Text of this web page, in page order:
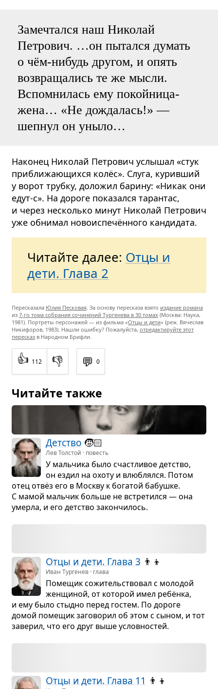
Замечтался наш Николай
Петрович. …он пытался думать
о чём-нибудь другом, и опять
возвращались те же мысли.
Вспомнилась ему покойница-
жена… «Не дождалась!» —
шепнул он уныло…
Наконец Николай Петрович услышал «стук
приближающихся колёс». Слуга, куривший
у ворот трубку, доложил барину: «Никак они
едут-с». На дороге показался тарантас,
и через несколько минут Николай Петрович
уже обнимал новоиспечённого кандидата.
Читайте далее: Отцы и
дети. Глава 2
Пересказала Юлия Песковая . За основу пересказа взято издание романа
из 7-го тома собрания сочинений Тургенева в 30 томах (Москва: Наука,
1981). Портреты персонажей — из фильма «Отцы и дети» (реж. Вячеслав
Никифоров, 1983). Нашли ошибку? Пожалуйста, отредактируйте этот
пересказ в Народном Брифли.
👍 112 👎 💬 0
Читайте также
Дет­ство 🧒🏻
Лев Толстой · повесть
У маль­чика было счаст­ли­вое дет­ство,
он ездил на охоту и влюб­лялся. Потом
отец отвёз его в Москву к бога­той бабушке.
С мамой маль­чик больше не встре­тился — она
умерла, и его дет­ство закон­чи­лось.
Отцы и дети. Глава 3 👨‍👦
Иван Тургенев · глава
Поме­щик сожи­тель­ство­вал с моло­дой
жен­щи­ной, от кото­рой имел ребёнка,
и ему было стыдно перед гостем. По дороге
домой поме­щик заго­во­рил об этом с сыном, и тот
заве­рил, что его друг выше услов­но­стей.
Отцы и дети. Глава 11 👨‍👦